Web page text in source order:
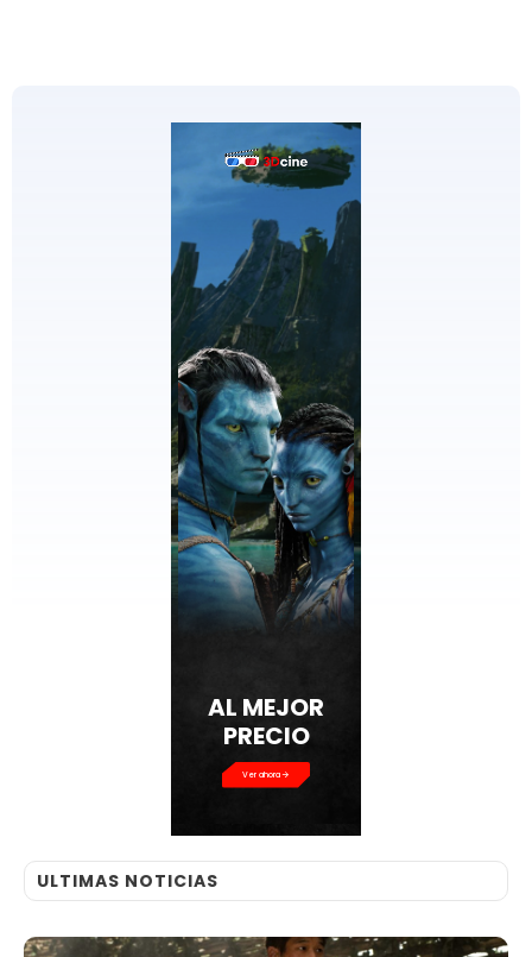
AL MEJOR
PRECIO
Ver ahora
ULTIMAS NOTICIAS